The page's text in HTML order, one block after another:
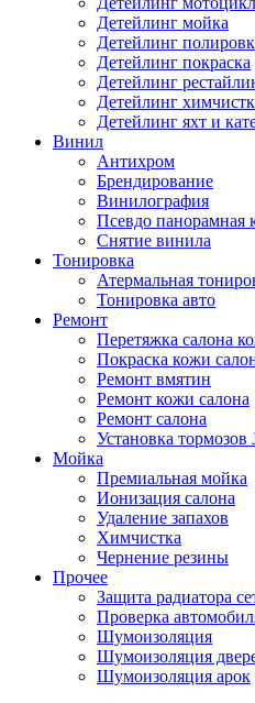
Детейлинг мойка
Детейлинг
Детейлинг покраска
Детейлинг
Детейлинг
Детейлинг яхт и
Винил
Антихром
Брендирование
Винилография
Псевдо панорамная
Снятие винила
Тонировка
Атермальная
Тонировка авто
Ремонт
Перетяжка салона
Покраска кожи
Ремонт вмятин
Ремонт кожи салона
Ремонт салона
Установка тормозов
Мойка
Премиальная мойка
Ионизация салона
Удаление запахов
Химчистка
Чернение резины
Прочее
Защита радиатора
Проверка
Шумоизоляция
Шумоизоляция
Шумоизоляция арок